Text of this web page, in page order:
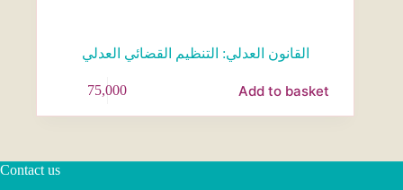
القانون العدلي: التنظيم القضائي العدلي
75,000 Add to basket
Contact us